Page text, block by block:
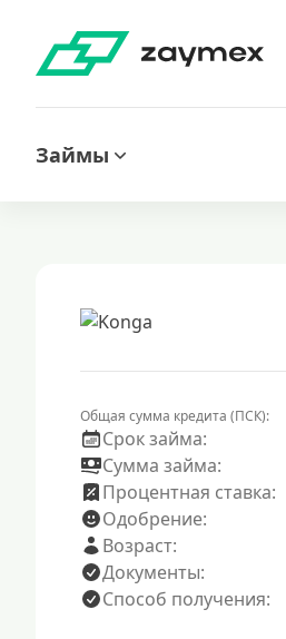
Займы
Общая сумма кредита (ПСК):
Срок займа:
Сумма займа:
Процентная ставка:
Одобрение:
Возраст:
Документы:
Способ получения: